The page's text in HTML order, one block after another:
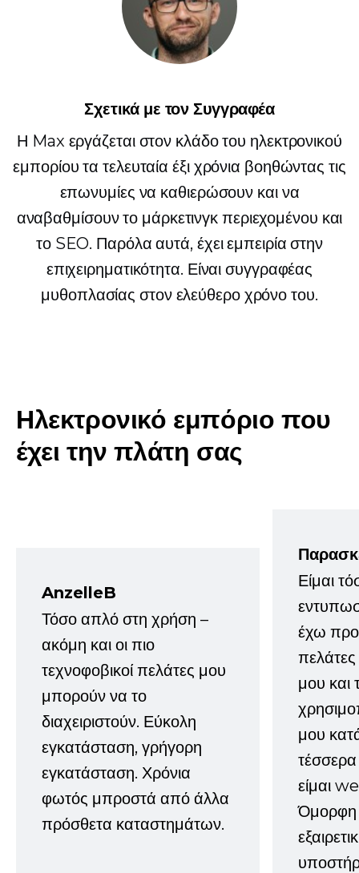
Σχετικά με τον Συγγραφέα
Η Max εργάζεται στον κλάδο του ηλεκτρονικού
εμπορίου τα τελευταία έξι χρόνια βοηθώντας τις
επωνυμίες να καθιερώσουν και να
αναβαθμίσουν το μάρκετινγκ περιεχομένου και
το SEO. Παρόλα αυτά, έχει εμπειρία στην
επιχειρηματικότητα. Είναι συγγραφέας
μυθοπλασίας στον ελεύθερο χρόνο του.
Ηλεκτρονικό εμπόριο που
έχει την πλάτη σας
AnzelleB
Τόσο απλό στη χρήση –
ακόμη και οι πιο
τεχνοφοβικοί πελάτες μου
μπορούν να το
διαχειριστούν. Εύκολη
εγκατάσταση, γρήγορη
εγκατάσταση. Χρόνια
φωτός μπροστά από άλλα
πρόσθετα καταστημάτων.
Είμαι
έχω
μου και
μου
είμαι
Όμορφη